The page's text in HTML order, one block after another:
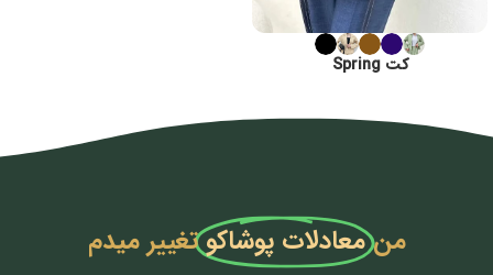
کت Spring
منمعادلات پوشاکوتغییر میدم